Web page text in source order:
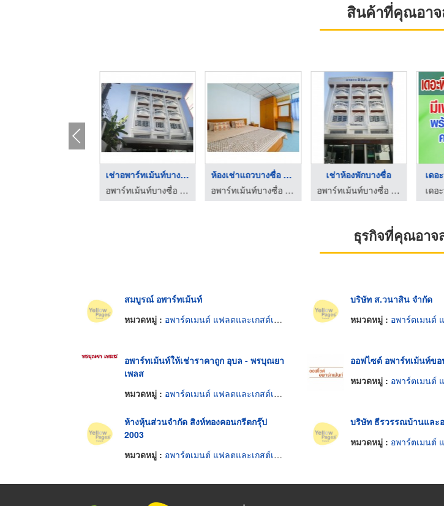
สินค้าที่คุณอาจ
เช่าอพาร์ทเม้นท์บางซ ...
อพาร์ทเม้นท์บางซื่อ - S.L.อพาร์ทเม้นท์
ห้องเช่าแถวบางซื่อ ร ...
อพาร์ทเม้นท์บางซื่อ - S.L.อพาร์ทเม้นท์
เช่าห้องพักบางซื่อ
อพาร์ทเม้นท์บางซื่อ - S.L.อพาร์ทเม้นท์
เดอ
เดอ
ธุรกิจที่คุณอาจ
สมบูรณ์ อพาร์ทเม้นท์
หมวดหมู่ : อพาร์ตเมนต์ แฟลตและเกสต์เฮ้าส์
บริษัท ส.วนาสิน จำกัด
หมวดหมู่ : อพาร์ตเมนต์ แ
อพาร์ทเม้นท์ให้เช่าราคาถูก อุบล - พรบุณยา
เพลส
หมวดหมู่ : อพาร์ตเมนต์ แฟลตและเกสต์เฮ้าส์
ออฟไซด์ อพาร์ทเม้นท์ข
หมวดหมู่ : อพาร์ตเมนต์ แ
ห้างหุ้นส่วนจำกัด สิงห์ทองคอนกรีตกรุ๊ป
2003
หมวดหมู่ : อพาร์ตเมนต์ แฟลตและเกสต์เฮ้าส์
บริษัท ธีรวรรณบ้านและ
หมวดหมู่ : อพาร์ตเมนต์ แ